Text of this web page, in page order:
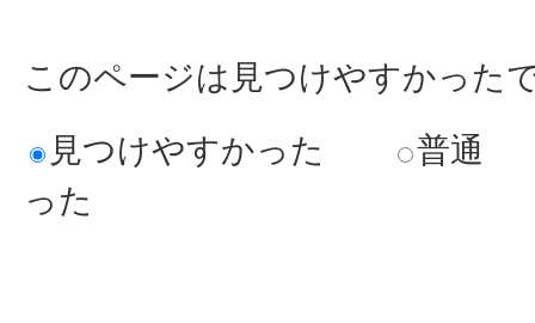
このページは見つけやすかった
見つけやすかった
普通
った